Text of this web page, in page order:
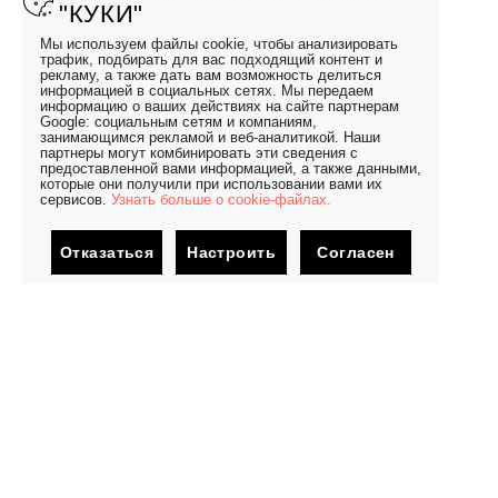
"КУКИ"
Мы используем файлы cookie, чтобы анализировать
трафик, подбирать для вас подходящий контент и
рекламу, а также дать вам возможность делиться
информацией в социальных сетях. Мы передаем
информацию о ваших действиях на сайте партнерам
Google: социальным сетям и компаниям,
занимающимся рекламой и веб-аналитикой. Наши
партнеры могут комбинировать эти сведения с
предоставленной вами информацией, а также данными,
которые они получили при использовании вами их
сервисов. Узнать больше о cookie-файлах.
Отказаться Настроить Согласен